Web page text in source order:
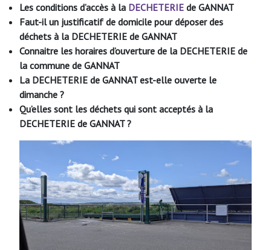
Les conditions d’accès à la DECHETERIE de GANNAT
Faut-il un justificatif de domicile pour déposer des
déchets à la DECHETERIE de GANNAT
Connaitre les horaires d’ouverture de la DECHETERIE de
la commune de GANNAT
La DECHETERIE de GANNAT est-elle ouverte le
dimanche ?
Qu’elles sont les déchets qui sont acceptés à la
DECHETERIE de GANNAT ?